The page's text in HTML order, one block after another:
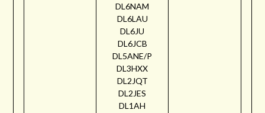
DL6NAM
DL6LAU
DL6JU
DL6JCB
DL5ANE/P
DL3HXX
DL2JQT
DL2JES
DL1AH